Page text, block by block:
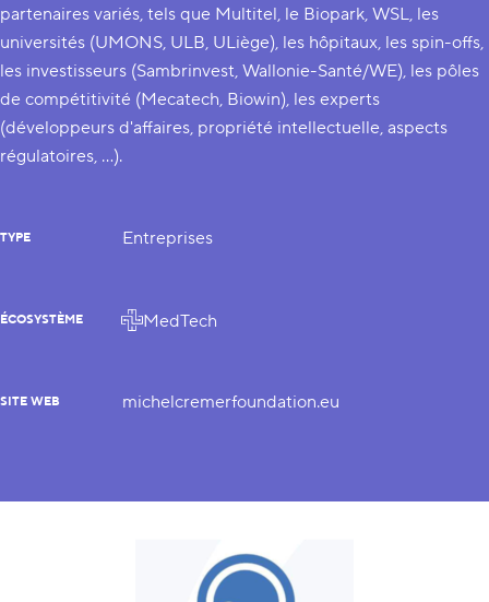
partenaires variés, tels que Multitel, le Biopark, WSL, les
universités (UMONS, ULB, ULiège), les hôpitaux, les spin-offs,
les investisseurs (Sambrinvest, Wallonie-Santé/WE), les pôles
de compétitivité (Mecatech, Biowin), les experts
(développeurs d'affaires, propriété intellectuelle, aspects
régulatoires, …).
TYPE Entreprises
ÉCOSYSTÈME MedTech
SITE WEB michelcremerfoundation.eu